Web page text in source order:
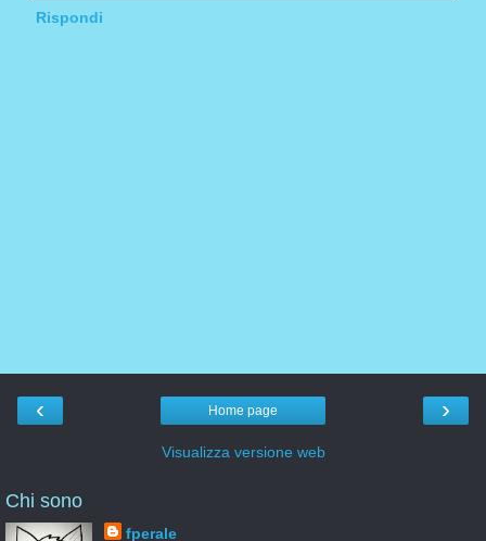
Rispondi
‹ ›
Home page
Visualizza versione web
Chi sono
fperale